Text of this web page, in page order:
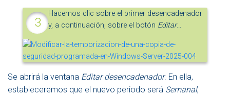
Hacemos clic sobre el primer desencadenador
y, a continuación, sobre el botón Editar…
Se abrirá la ventana Editar desencadenador. En ella,
estableceremos que el nuevo periodo será Semanal,